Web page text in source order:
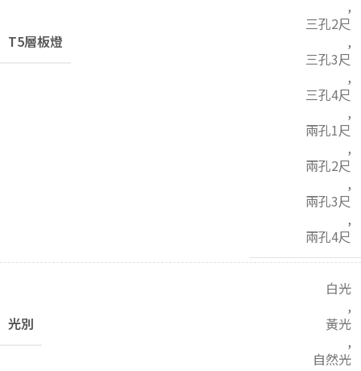
T5層板燈
,
三孔2尺
,
三孔3尺
,
三孔4尺
,
兩孔1尺
,
兩孔2尺
,
兩孔3尺
,
兩孔4尺
光別
白光
,
黃光
,
自然光